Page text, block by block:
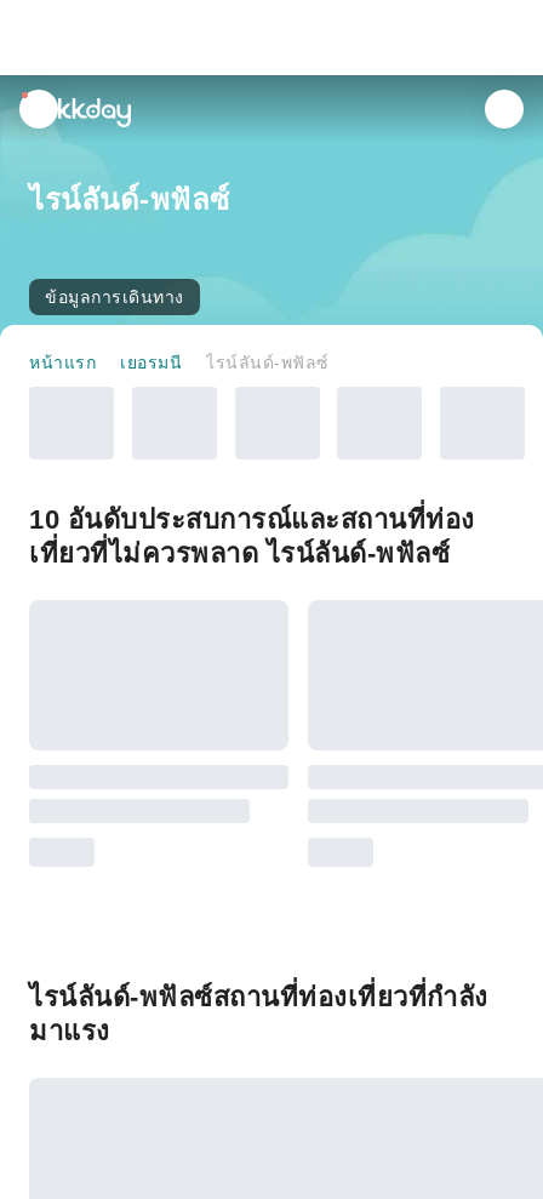
unread
notifications
ไรน์ลันด์-พฟัลซ์
ข้อมูลการเดินทาง
หน้าแรก เยอรมนี ไรน์ลันด์-พฟัลซ์
10 อันดับประสบการณ์และสถานที่ท่อง
เที่ยวที่ไม่ควรพลาด ไรน์ลันด์-พฟัลซ์
ไรน์ลันด์-พฟัลซ์สถานที่ท่องเที่ยวที่กำลัง
มาแรง